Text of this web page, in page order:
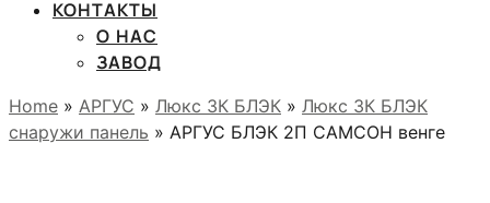
КОНТАКТЫ
О НАС
ЗАВОД
Home » АРГУС » Люкс 3К БЛЭК » Люкс 3К БЛЭК
снаружи панель » АРГУС БЛЭК 2П САМСОН венге